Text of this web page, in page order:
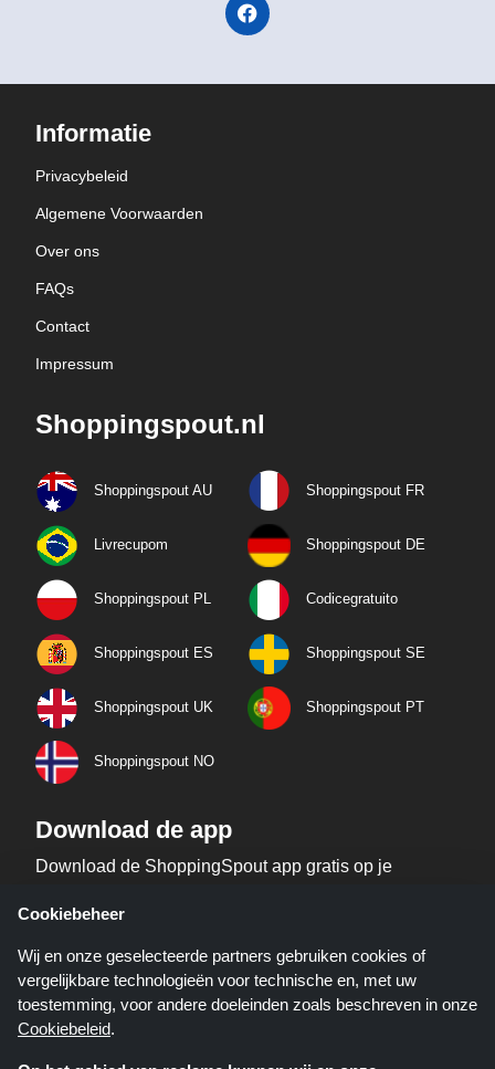
Informatie
Privacybeleid
Algemene Voorwaarden
Over ons
FAQs
Contact
Impressum
Shoppingspout.nl
Shoppingspout AU Shoppingspout FR
Livrecupom Shoppingspout DE
Shoppingspout PL Codicegratuito
Shoppingspout ES Shoppingspout SE
Shoppingspout UK Shoppingspout PT
Shoppingspout NO
Download de app
Download de ShoppingSpout app gratis op je
Cookiebeheer
Wij en onze geselecteerde partners gebruiken cookies of
vergelijkbare technologieën voor technische en, met uw
toestemming, voor andere doeleinden zoals beschreven in onze
Cookiebeleid.